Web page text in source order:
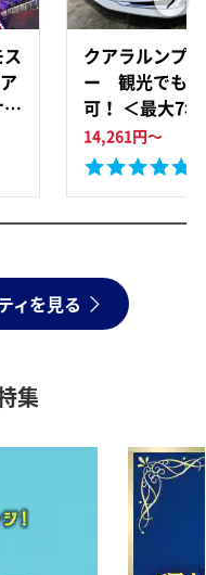
クアラルンプ
ー 観光でもビ
可！ ＜最大7
ドライバー＞
14,261円～
ィを見る
集